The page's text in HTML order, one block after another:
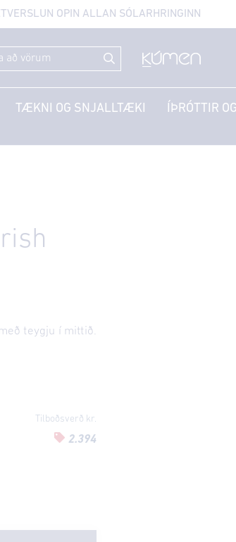
OPIN ALLAN SÓLARHRINGINN
TÆKNI OG SNJALLTÆKI ÍÞRÓTTIR
teygju í mittið.
Tilboðsverð kr.
2.394